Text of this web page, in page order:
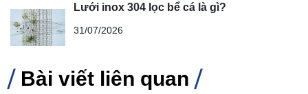
Lưới inox 304 lọc bể cá là gì?
31/07/2026
Bài viết liên quan